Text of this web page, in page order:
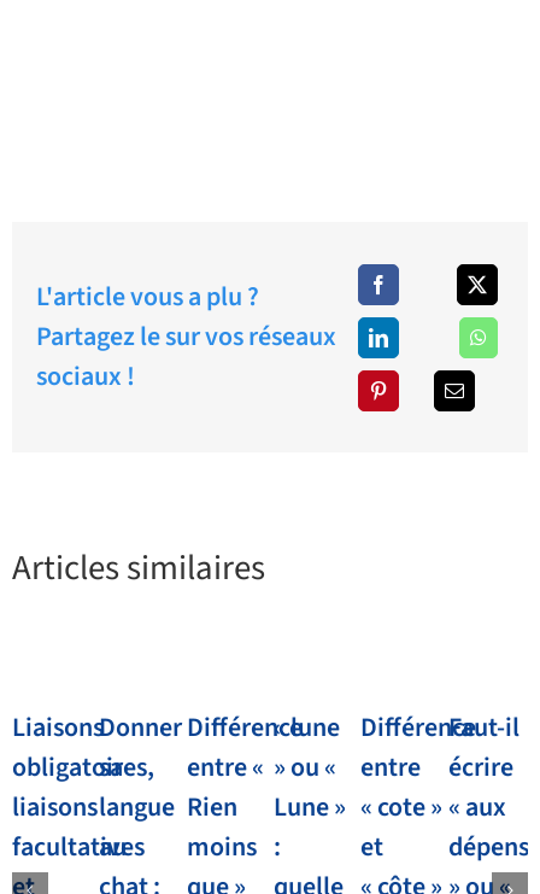
L'article vous a plu ?
Partagez le sur vos réseaux
sociaux !
Articles similaires
Liaisons
obligatoires,
liaisons
facultatives
Donner
sa
langue
au
Différence
entre «
Rien
moins
« lune
» ou «
Lune »
:
Différence
entre
« cote »
et
Faut-il
écrire
« aux
dépens